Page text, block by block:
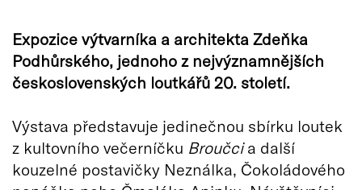
Expozice výtvarníka a architekta Zdeňka
Podhůrského, jednoho z nejvýznamnějších
československých loutkářů 20. století.
Výstava představuje jedinečnou sbírku loutek
z kultovního večerníčku Broučcia další
kouzelné postavičky Neználka, Čokoládového